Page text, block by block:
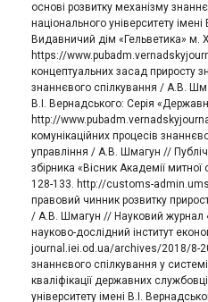
основі розвитку механізму
національного університету
Видавничий дім «Гельветика»
https://
концептуальних засад приросту
знаннєвого спілкування / А.В.
В.І. Вернадського: Серія
http://
комунікаційних процесів
управління / А.В. Шмагун //
збірника «Вісник Академії
128-133. http://customs-
правовий чинник розвитку
/ А.В. Шмагун // Науковий журнал
науково-дослідний інститут
journal.iei.od.ua/archives/2018/8-
знаннєвого спілкування у
кваліфікації державних
університету імені В.І.